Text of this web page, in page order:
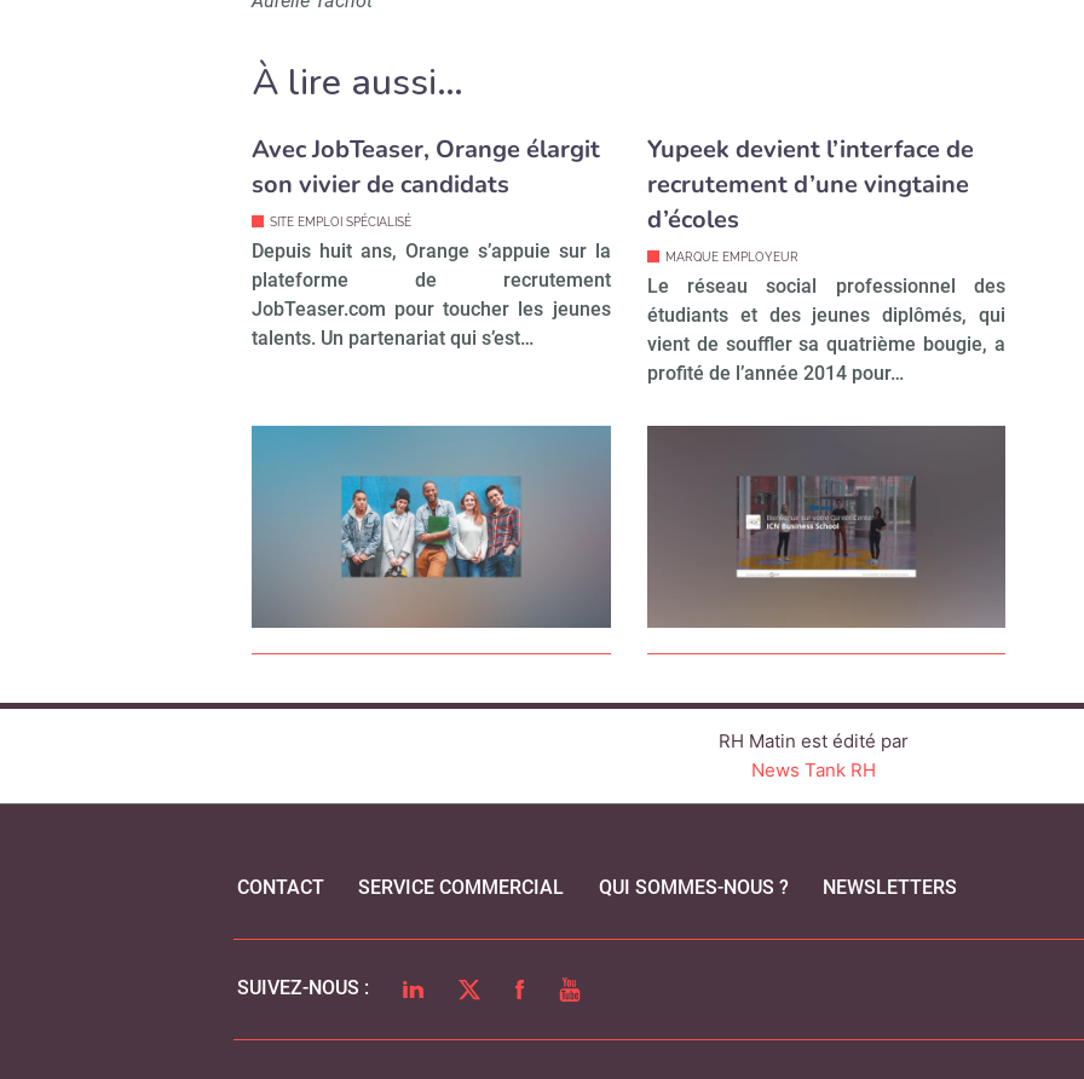
À lire aussi…
Avec JobTeaser, Orange élargit
son vivier de candidats
SITE EMPLOI SPÉCIALISÉ
Depuis huit ans, Orange s’appuie sur la
plateforme de recrutement
JobTeaser.com pour toucher les jeunes
talents. Un partenariat qui s’est…
Yupeek devient l’interface de
recrutement d’une vingtaine
d’écoles
MARQUE EMPLOYEUR
Le réseau social professionnel des
étudiants et des jeunes diplômés, qui
vient de souffler sa quatrième bougie, a
profité de l’année 2014 pour…
RH Matin est édité par
News Tank RH
CONTACT SERVICE COMMERCIAL QUI SOMMES-NOUS ? NEWSLETTERS
SUIVEZ-NOUS : LINKEDINTWITTERFACEBOOK
YOUTUBE